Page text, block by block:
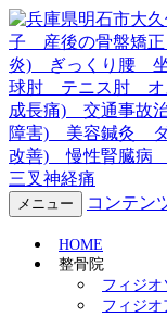
兵庫県明
で営業
子 産後
え 四十
炎) ぎ
痛 腱鞘
メニュー コンテン
HOME
整骨院
フィジオ
フィジ